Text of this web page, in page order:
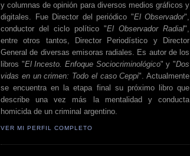
y columnas de opinión para diversos medios gráficos y
digitales. Fue Director del periódico "El Observador",
conductor del ciclo político "El Observador Radial",
entre otros tantos, Director Periodístico y Director
General de diversas emisoras radiales. Es autor de los
libros "El Incesto. Enfoque Sociocriminológico" y "Dos
vidas en un crimen: Todo el caso Ceppi". Actualmente
se encuentra en la etapa final su próximo libro que
describe una vez más la mentalidad y conducta
homicida de un criminal argentino.
VER MI PERFIL COMPLETO